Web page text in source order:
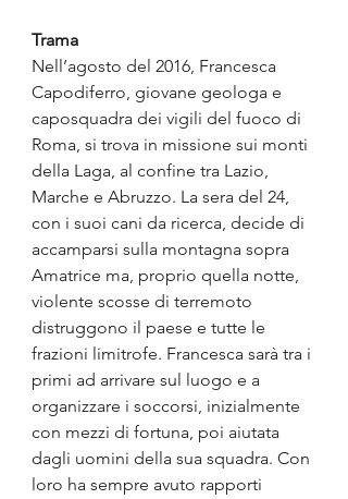
Trama
Nell’agosto del 2016, Francesca
Capodiferro, giovane geologa e
caposquadra dei vigili del fuoco di
Roma, si trova in missione sui monti
della Laga, al confine tra Lazio,
Marche e Abruzzo. La sera del 24,
con i suoi cani da ricerca, decide di
accamparsi sulla montagna sopra
Amatrice ma, proprio quella notte,
violente scosse di terremoto
distruggono il paese e tutte le
frazioni limitrofe. Francesca sarà tra i
primi ad arrivare sul luogo e a
organizzare i soccorsi, inizialmente
con mezzi di fortuna, poi aiutata
dagli uomini della sua squadra. Con
loro ha sempre avuto rapporti